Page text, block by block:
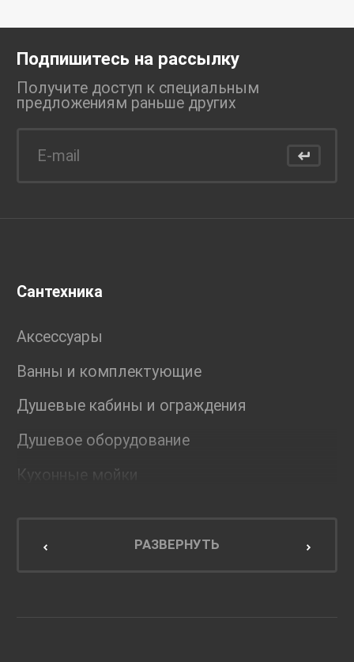
Подпишитесь на рассылку
Получите доступ к специальным
предложениям раньше других
Сантехника
Аксессуары
Ванны и комплектующие
Душевые кабины и ограждения
Душевое оборудование
Кухонные мойки
Мебель для кухниРАЗВЕРНУТЬ